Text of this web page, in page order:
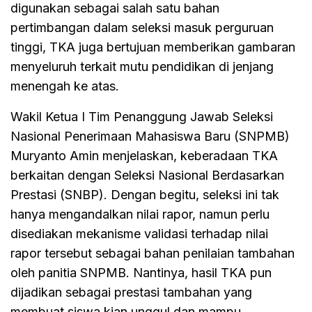
digunakan sebagai salah satu bahan
pertimbangan dalam seleksi masuk perguruan
tinggi, TKA juga bertujuan memberikan gambaran
menyeluruh terkait mutu pendidikan di jenjang
menengah ke atas.
Wakil Ketua I Tim Penanggung Jawab Seleksi
Nasional Penerimaan Mahasiswa Baru (SNPMB)
Muryanto Amin menjelaskan, keberadaan TKA
berkaitan dengan Seleksi Nasional Berdasarkan
Prestasi (SNBP). Dengan begitu, seleksi ini tak
hanya mengandalkan nilai rapor, namun perlu
disediakan mekanisme validasi terhadap nilai
rapor tersebut sebagai bahan penilaian tambahan
oleh panitia SNPMB. Nantinya, hasil TKA pun
dijadikan sebagai prestasi tambahan yang